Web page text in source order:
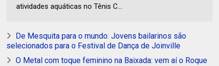
atividades aquáticas no Tênis C...
De Mesquita para o mundo: Jovens bailarinos são
selecionados para o Festival de Dança de Joinville
O Metal com toque feminino na Baixada: vem aí o Roque